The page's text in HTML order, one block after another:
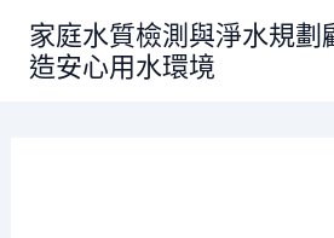
家庭水質檢測與淨水規劃
造安心用水環境